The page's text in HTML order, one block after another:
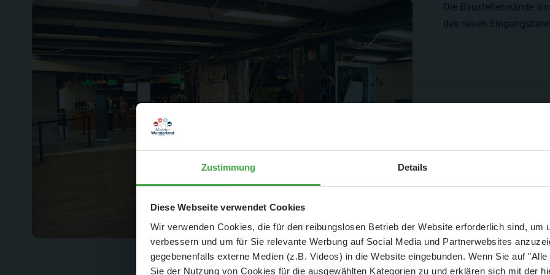
Zustimmung Details
Diese Webseite verwendet Cookies
Wir verwenden Cookies, die für den reibungslosen Betrieb der Website erforderlich sind, um
verbessern und um für Sie relevante Werbung auf Social Media und Partnerwebsites
gegebenenfalls externe Medien (z.B. Videos) in die Website eingebunden. Wenn Sie auf
Sie der Nutzung von Cookies für die ausgewählten Kategorien zu und erklären sich mit der
Die Baustellenwände
des neuen
Aktuelle Mitteilung
Der Spar-Hammer: 25 % Ersparnis bei Große Pötte & kleine
und September - ohne Wartezeit
- Abendliche Hafenrundfahrt/Lichterfahrt 🛥️
- anschließender Wunderland-BesuchOHNEWartezeit 🚂